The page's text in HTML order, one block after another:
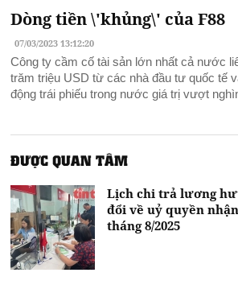
Dòng tiền \'khủng\' của F88
07/03/2023 13:12:20
Công ty cầm cố tài sản lớn nhất cả nước
trăm triệu USD từ các nhà đầu tư quốc tế
động trái phiếu trong nước giá trị vượt
ĐƯỢC QUAN TÂM
Lịch chi trả lương
đổi về uỷ quyền
tháng 8/2025